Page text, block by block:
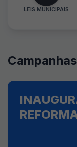
LEIS MUNICIPAIS
Campanhas